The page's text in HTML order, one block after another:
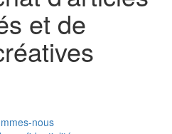
et de
nous